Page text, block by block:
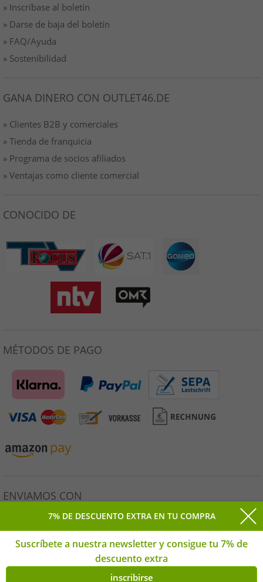
» Inscríbase al boletín
» Darse de baja del boletín
» FAQ/Ayuda
» Sostenibilidad
GANA DINERO CON OUTLET46.DE
» Clientes B2B y comerciales
» Tienda de franquicia
» Programa de socios afiliados
» Ventajas como cliente comercial
CONOCIDO DE
MÉTODOS DE PAGO
ENVIAMOS CON
Todos los precios incluyen el IVA legal. * Precio de venta
sugerido. | © Derechos de autor 2026 Outlet46.de GmbH
7% DE DESCUENTO EXTRA EN TU COMPRA
Suscríbete a nuestra newsletter y consigue tu 7% de
descuento extra
inscribirse